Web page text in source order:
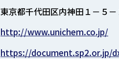
東京都千代田区内神田１－５
http://www.unichem.co.jp/
https://document.sp2.or.jp/